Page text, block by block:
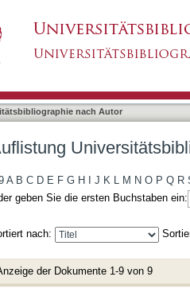
nach Autor
A B C D E F G H J K L M N O P Q R
geben Sie die ersten Buchstaben ein:
nach:
der Dokumente 1-9 von 9